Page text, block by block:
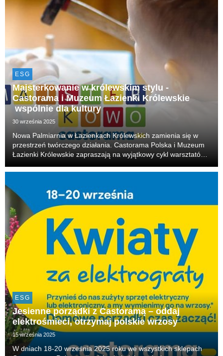
ESG
Majsterkowanie w królewskim stylu -
Castorama i Muzeum Łazienki Królewskie
wspólnie dla kultury
30 września 2025
Nowa Palmiarnia w Łazienkach Królewskich zamienia się w
przestrzeń twórczego działania. Castorama Polska i Muzeum
Łazienki Królewskie zapraszają na wyjątkowy cykl warsztatów
rzemiosłem.
ESG
Jesienne porządki z Castoramą – oddaj
elektrośmieci, otrzymaj polskie wrzosy
15 września 2025
W dniach 18-20 września 2025 roku we wszystkich sklepach